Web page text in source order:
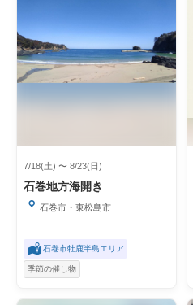
7/18(土) 〜 8/23(日)
石巻地方海開き
石巻市・東松島市
石巻市牡鹿半島エリア
季節の催し物